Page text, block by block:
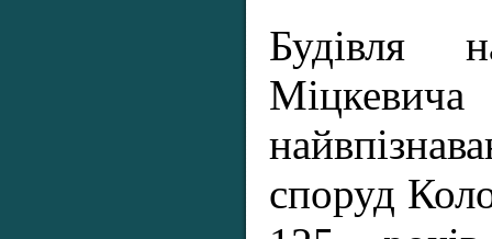
Будівля
споруд